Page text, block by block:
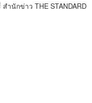
ำนักข่าว THE STANDARD